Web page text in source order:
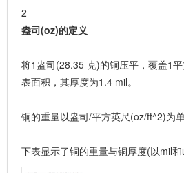
2
盎司(oz)的定义
将1盎司(28.35 克)的铜压平，覆盖1
表面积，其厚度为1.4 mil。
铜的重量以盎司/平方英尺(oz/ft^2)为单
下表显示了铜的重量与铜厚度(以mil和